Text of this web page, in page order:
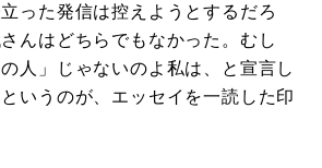
った発信は控えようとするだろ
んはどちらでもなかった。むし
人」じゃないのよ私は、と宣言し
いうのが、エッセイを一読した印